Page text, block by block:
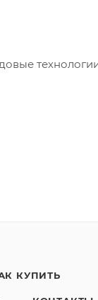
КУПИТЬ